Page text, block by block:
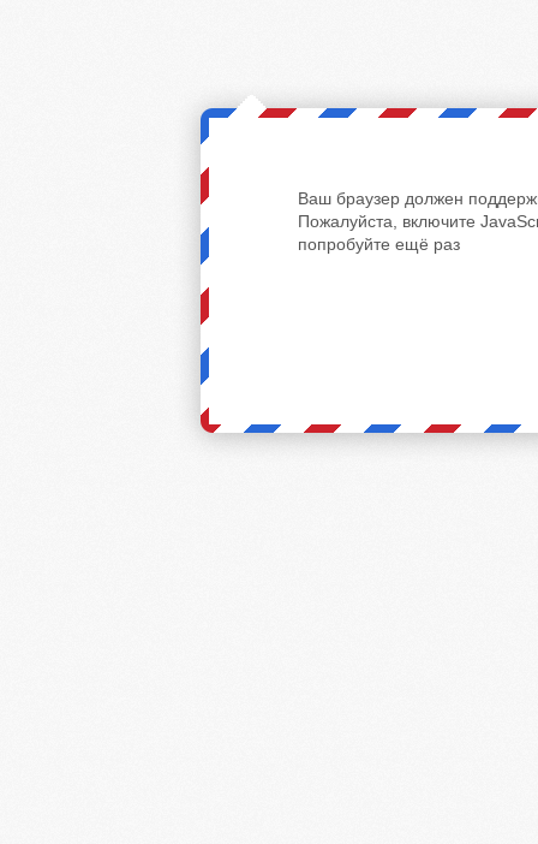
Ваш браузер должен
Пожалуйста, включите
попробуйте ещё раз